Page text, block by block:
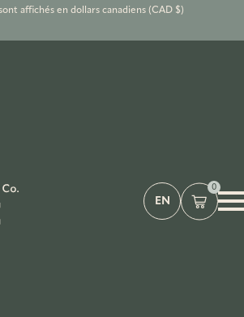
affichés en dollars canadiens (CAD $)
EN
0